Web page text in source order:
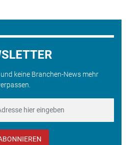
keine Branchen-News mehr